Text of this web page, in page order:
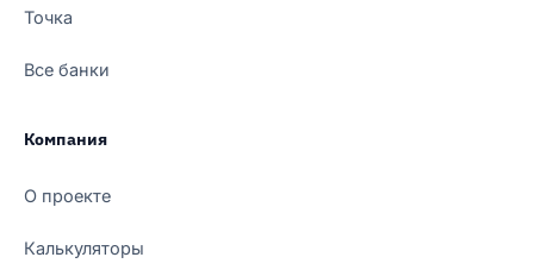
Точка
Все банки
Компания
О проекте
Калькуляторы